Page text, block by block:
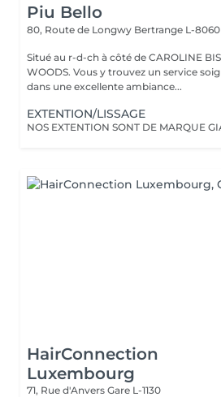
Piu Bello
80, Route de Longwy Bertrange L-8060
Situé au r-d-ch à côté de CAROLINE BISS et vis-â-vis de RIVER
WOODS. Vous y trouvez un service soigné et professionnel
dans une excellente ambiance...
EXTENTION/LISSAGE
HairConnection
Luxembourg
71, Rue d'Anvers Gare L-1130